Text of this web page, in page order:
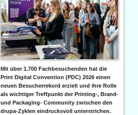
Mit über 1.700 Fachbesuchenden hat die
Print Digital Convention (PDC) 2026 einen
neuen Besucherrekord erzielt und ihre Rolle
als wichtiger Treffpunkt der Printing-, Brand-
und Packaging- Community zwischen den
drupa-Zyklen eindrucksvoll unterstrichen.